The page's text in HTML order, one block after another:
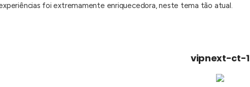
foi extremamente enriquecedora, neste tema tão atual.
vipnext-ct-1